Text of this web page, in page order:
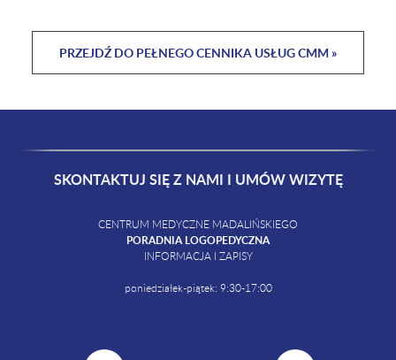
PRZEJDŹ DO PEŁNEGO CENNIKA USŁUG CMM »
SKONTAKTUJ SIĘ Z NAMI I UMÓW WIZYTĘ
CENTRUM MEDYCZNE MADALIŃSKIEGO
PORADNIA LOGOPEDYCZNA
INFORMACJA I ZAPISY
poniedziałek-piątek: 9:30-17:00